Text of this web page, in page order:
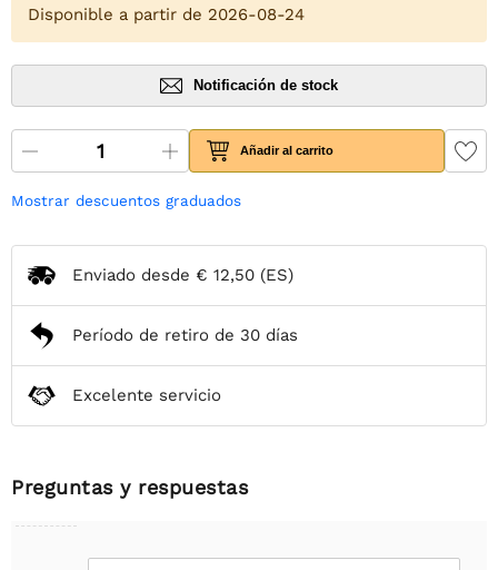
Disponible a partir de 2026-08-24
Notificación de stock
Añadir al carrito
Mostrar descuentos graduados
Enviado desde € 12,50 (ES)
Período de retiro de 30 días
Excelente servicio
Preguntas y respuestas